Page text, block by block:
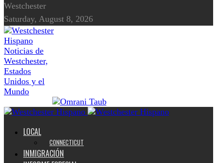
Westchester
Saturday, August 8, 2026
Noticias de
Westchester,
Estados
Unidos y el
Mundo
LOCAL
CONNECTICUT
INMIGRACIÓN